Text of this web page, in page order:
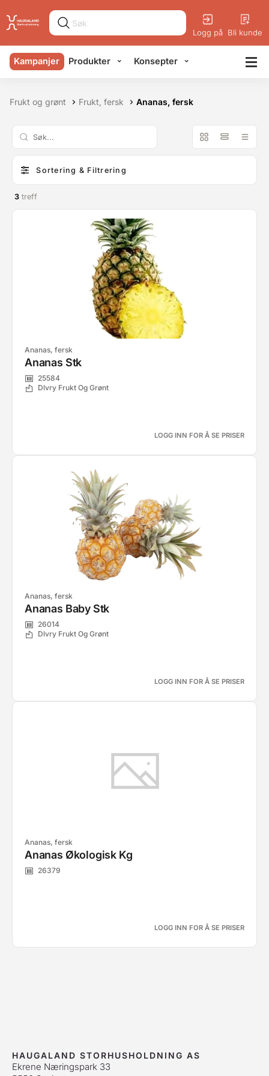
Logg på Bli kunde
Kampanjer Produkter Konsepter
Frukt og grønt Frukt, fersk Ananas, fersk
Sortering & Filtrering
3 treff
Ananas, fersk
Ananas Stk
25584
Dlvry Frukt Og Grønt
LOGG INN FOR Å SE PRISER
Ananas, fersk
Ananas Baby Stk
26014
Dlvry Frukt Og Grønt
LOGG INN FOR Å SE PRISER
Ananas, fersk
Ananas Økologisk Kg
26379
LOGG INN FOR Å SE PRISER
HAUGALAND STORHUSHOLDNING AS
Ekrene Næringspark 33